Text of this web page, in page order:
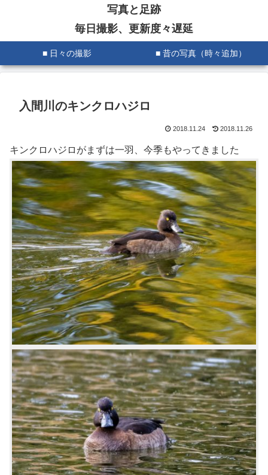
写真と足跡
毎日撮影、更新度々遅延
■ 日々の撮影 ■ 昔の写真（時々追加）
入間川のキンクロハジロ
2018.11.24 2018.11.26
キンクロハジロがまずは一羽、今季もやってきました